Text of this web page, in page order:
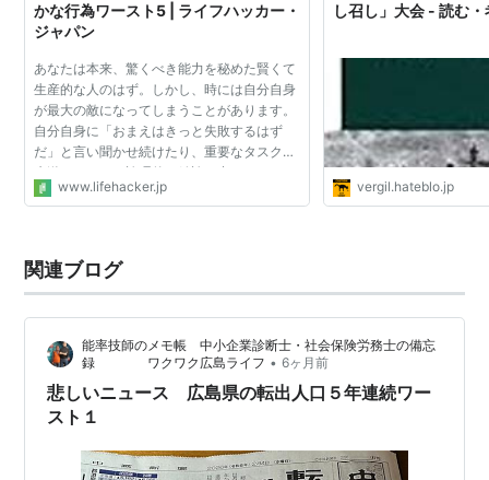
かな行為ワースト5 | ライフハッカー・
ジャパン
あなたは本来、驚くべき能力を秘めた賢くて
生産的な人のはず。しかし、時には自分自身
が最大の敵になってしまうことがあります。
自分自身に「おまえはきっと失敗するはず
だ」と言い聞かせ続けたり、重要なタスクを
先送りしたり、論理的な結論を出すかわりに
矮小なプライドを優先してしまうのです。 そ
www.lifehacker.jp
し召し」大会 - 読む
vergil.hateblo.jp
関連ブログ
能率技師のメモ帳 中小企業診断士・社会保険労務士の備忘
録 ワクワク広島ライフ • 6ヶ月前
悲しいニュース 広島県の転出人口５年連続ワー
スト１